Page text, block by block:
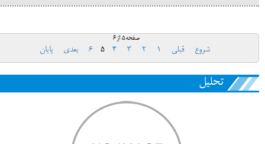
صفحه5 از6
شروع قبلی 1
2
3
4
5
6 بعدی پایان
تحلیل